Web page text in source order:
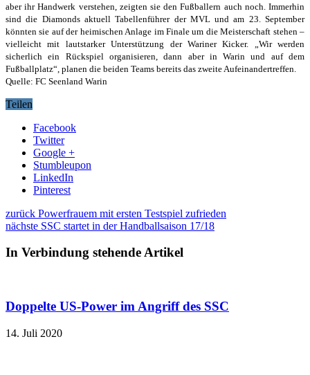
aber ihr Handwerk verstehen, zeigten sie den Fußballern auch noch. Immerhin
sind die Diamonds aktuell Tabellenführer der MVL und am 23. September
könnten sie auf der heimischen Anlage im Finale um die Meisterschaft stehen –
vielleicht mit lautstarker Unterstützung der Wariner Kicker. „Wir werden
sicherlich ein Rückspiel organisieren, dann aber in Warin und auf dem
Fußballplatz“, planen die beiden Teams bereits das zweite Aufeinandertreffen.
Quelle: FC Seenland Warin
Teilen
Facebook
Twitter
Google +
Stumbleupon
LinkedIn
Pinterest
zurück Powerfrauem mit ersten Testspiel zufrieden
nächste SSC startet in der Handballsaison 17/18
In Verbindung stehende Artikel
Doppelte US-Power im Angriff des SSC
14. Juli 2020